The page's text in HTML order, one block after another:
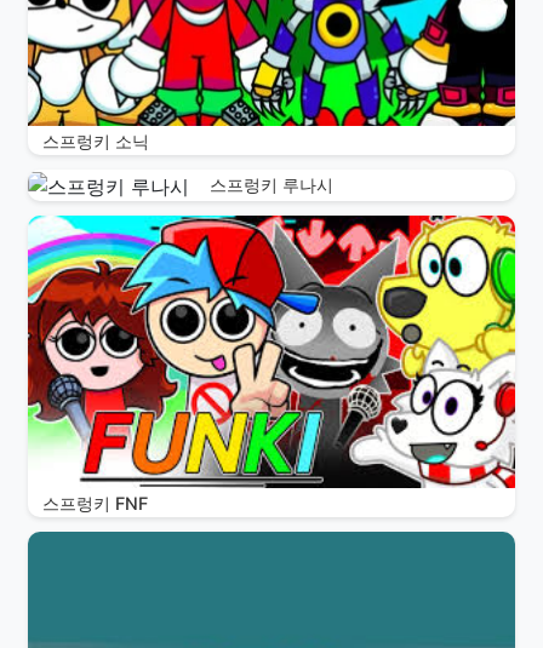
스프렁키 소닉
스프렁키 루나시
스프렁키 FNF